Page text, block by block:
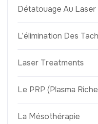
Détatouage Au Laser
L’élimination Des
Laser Treatments
Le PRP (Plasma
La Mésothérapie